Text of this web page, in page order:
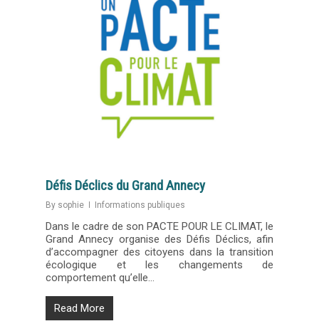
Défis Déclics du Grand Annecy
By sophie Informations publiques
Dans le cadre de son PACTE POUR LE CLIMAT, le
Grand Annecy organise des Défis Déclics, afin
d’accompagner des citoyens dans la transition
écologique et les changements de
comportement qu’elle…
Read More